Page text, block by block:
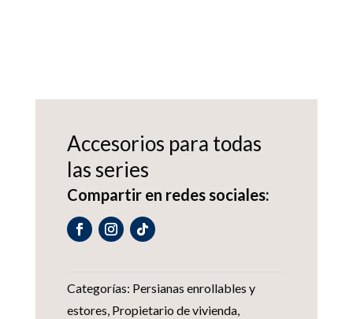
Accesorios para todas
las series
Compartir en redes sociales:
Categorías: Persianas enrollables y
estores, Propietario de vivienda,